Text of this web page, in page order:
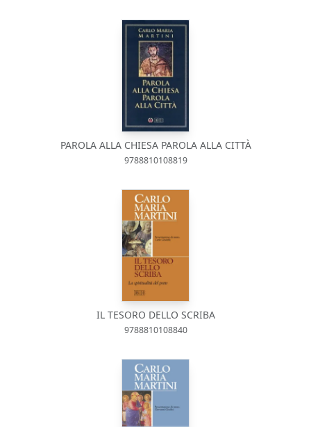
PAROLA ALLA CHIESA PAROLA ALLA CITTÀ
9788810108819
IL TESORO DELLO SCRIBA
9788810108840